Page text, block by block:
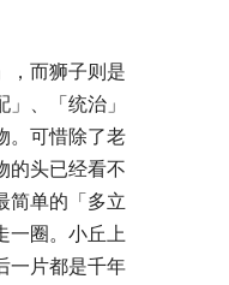
，而狮子则是
」、「统治」
。可惜除了老
的头已经看不
简单的「多立
一圈。小丘上
一片都是千年